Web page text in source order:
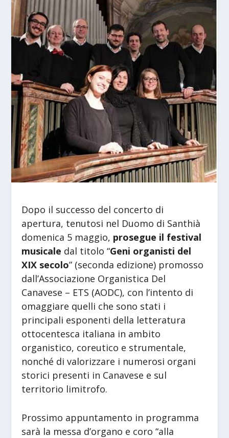
Dopo il successo del concerto di
apertura, tenutosi nel Duomo di Santhià
domenica 5 maggio, prosegue il festival
musicale dal titolo “Geni organisti del
XIX secolo” (seconda edizione) promosso
dall’Associazione Organistica Del
Canavese – ETS (AODC), con l’intento di
omaggiare quelli che sono stati i
principali esponenti della letteratura
ottocentesca italiana in ambito
organistico, coreutico e strumentale,
nonché di valorizzare i numerosi organi
storici presenti in Canavese e sul
territorio limitrofo.
Prossimo appuntamento in programma
sarà la messa d’organo e coro “alla